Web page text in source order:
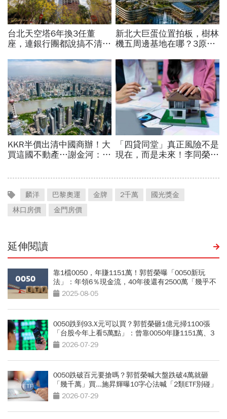
麟洋 巴黎奧運 金牌 2千萬
國光獎金
林口房價
金門房價
延伸閱讀
靠1檔0050，年賺1151萬！郭哲榮曝「0050新玩
法」：年領6％現金流，40年後還有2500萬「幾乎不
可能賣光」
2025-08-05
0050跌到93.X元可以買？郭哲榮砸1億元掃1100張
「台股今年上看5萬點」：曾靠0050年賺1151萬、3
策略曝光
2026-07-29
0050跌破百元要搶嗎？郭哲榮喊大盤跌破4萬就砸
「幾千萬」買...施昇輝曝10字心法喊「2類ETF別碰」
2026-07-29